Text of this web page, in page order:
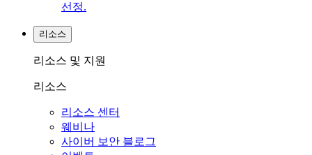
선정.
리소스
리소스 및 지원
리소스
리소스 센터
웨비나
사이버 보안 블로그